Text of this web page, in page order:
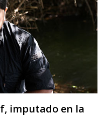
imputado en la